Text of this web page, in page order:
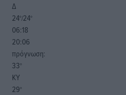
Δ
24°/24°
06:18
20:06
πρόγνωση:
33°
ΚΥ
29°